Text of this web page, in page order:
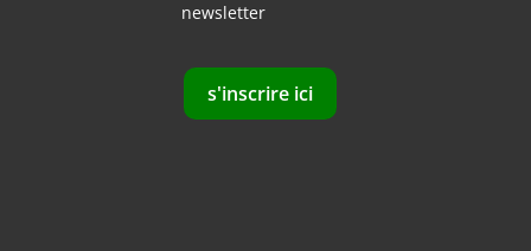
newsletter
s'inscrire ici